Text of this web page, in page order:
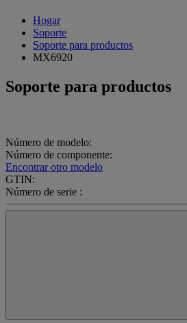
Hogar
Soporte
Soporte para productos
MX6920
Soporte para productos
Número de modelo:
Número de componente:
Encontrar otro modelo
GTIN:
Número de serie :